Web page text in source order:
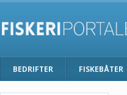
BEDRIFTER FISKEBÅTER